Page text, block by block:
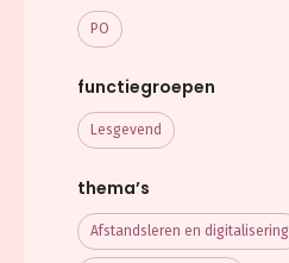
PO
functiegroepen
Lesgevend
thema’s
Afstandsleren en digitalisering